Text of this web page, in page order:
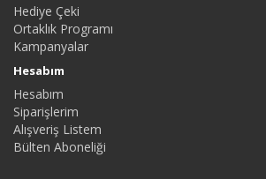
Hediye Çeki
Ortaklık Programı
Kampanyalar
Hesabım
Hesabım
Siparişlerim
Alışveriş Listem
Bülten Aboneliği